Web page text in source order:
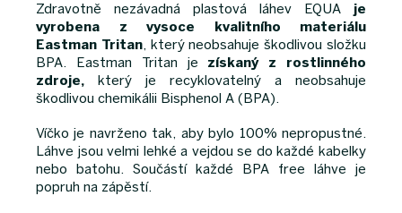
Zdravotně nezávadná plastová láhev EQUA
je
vyrobena z vysoce kvalitního materiálu
Eastman Tritan, který neobsahuje škodlivou složku
BPA. Eastman Tritan je
získaný z rostlinného
zdroje,
který je recyklovatelný a neobsahuje
škodlivou chemikálii Bisphenol A (BPA).
Víčko je navrženo tak, aby bylo 100% nepropustné.
Láhve jsou velmi lehké a vejdou se do každé kabelky
nebo batohu. Součástí každé BPA free láhve je
popruh na zápěstí.